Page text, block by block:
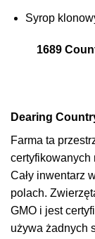
Syrop
1689
Dearing
Farma ta
certyfikowanych
Cały inwentarz
polach.
GMO i jest
używa żadnych